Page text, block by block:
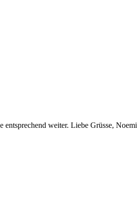
weiter. Liebe Grüsse, Noemi